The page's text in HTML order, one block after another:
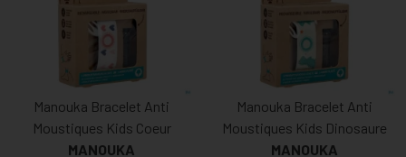
Manouka Bracelet Anti
Moustiques Kids Coeur
MANOUKA
Manouka Bracelet Anti
Moustiques Kids Dinosaure
MANOUKA